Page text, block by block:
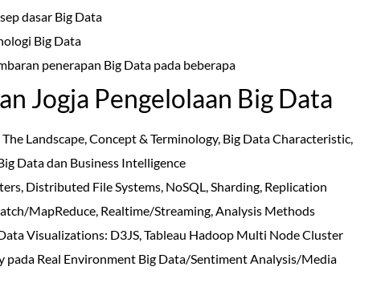
dasar Big Data
Big Data
penerapan Big Data pada beberapa
Jogja Pengelolaan Big Data
Landscape, Concept & Terminology, Big Data Characteristic,
Data dan Business Intelligence
Distributed File Systems, NoSQL, Sharding, Replication
MapReduce, Realtime/Streaming, Analysis Methods
Visualizations: D3JS, Tableau Hadoop Multi Node Cluster
pada Real Environment Big Data/Sentiment Analysis/Media